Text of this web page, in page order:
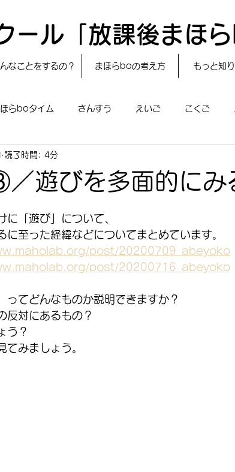
ール「放課後まほ
なことをするの？ まほらboの考え方 もっと知
らboタイム さんすう えいご こくご
24節気
遊びを多面的にみ
読了時間: 4分
に「遊び」について、
に至った経緯などについてまとめています。
post/20200709_abeyoko
post/20200716_abeyoko
ってどんなものか説明できますか？
反対にあるもの？
う？
てみましょう。